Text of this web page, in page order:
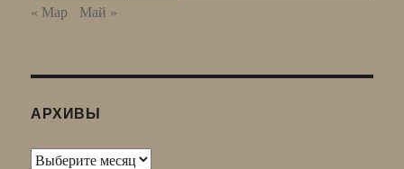
« Мар Май »
АРХИВЫ
Архивы